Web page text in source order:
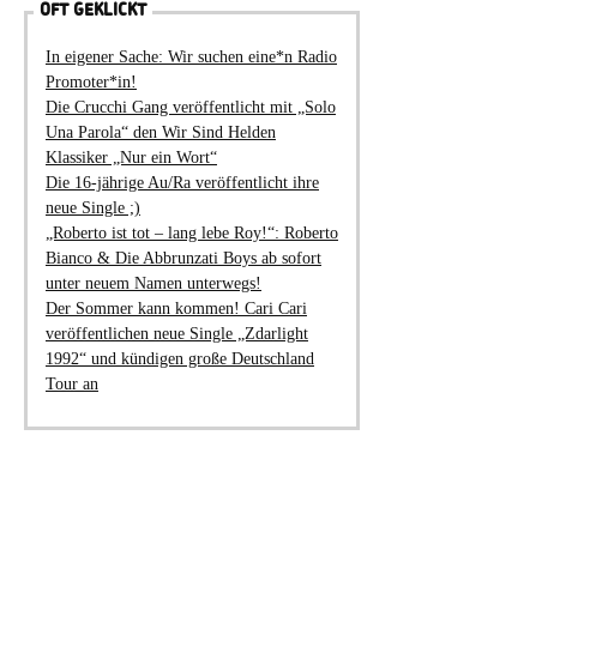
OFT GEKLICKT
In eigener Sache: Wir suchen eine*n Radio
Promoter*in!
Die Crucchi Gang veröffentlicht mit „Solo
Una Parola“ den Wir Sind Helden
Klassiker „Nur ein Wort“
Die 16-jährige Au/Ra veröffentlicht ihre
neue Single ;)
„Roberto ist tot – lang lebe Roy!“: Roberto
Bianco & Die Abbrunzati Boys ab sofort
unter neuem Namen unterwegs!
Der Sommer kann kommen! Cari Cari
veröffentlichen neue Single „Zdarlight
1992“ und kündigen große Deutschland
Tour an